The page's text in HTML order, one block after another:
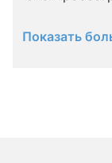
Показать